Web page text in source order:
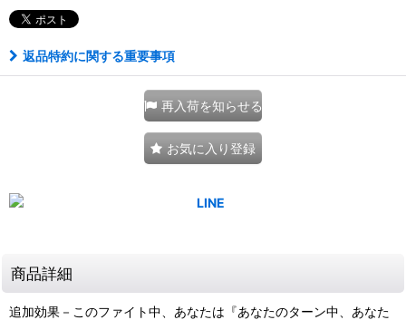
返品特約に関する重要事項
再入荷を知らせる
お気に入り登録
商品詳細
追加効果－このファイト中、あなたは『あなたのターン中、あなた